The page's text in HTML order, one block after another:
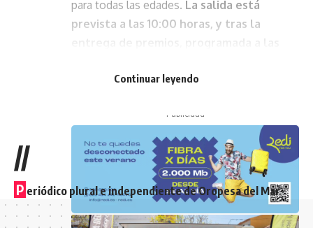
para todas las edades. La salida está
prevista a las 10:00 horas, y tras la
disfrutar de una masterclass de fitness
- Publicidad -
Continuar leyendo
//
P eriódico plural e independiente de Oropesa del Mar